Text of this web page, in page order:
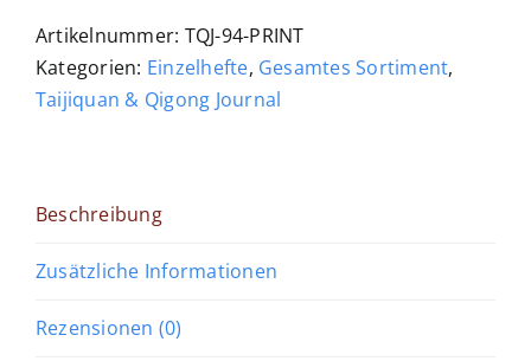
Ausgabe
4/2023
Menge
Artikelnummer: TQJ-94-PRINT
Kategorien: Einzelhefte, Gesamtes Sortiment,
Taijiquan & Qigong Journal
Beschreibung
Zusätzliche Informationen
Rezensionen (0)